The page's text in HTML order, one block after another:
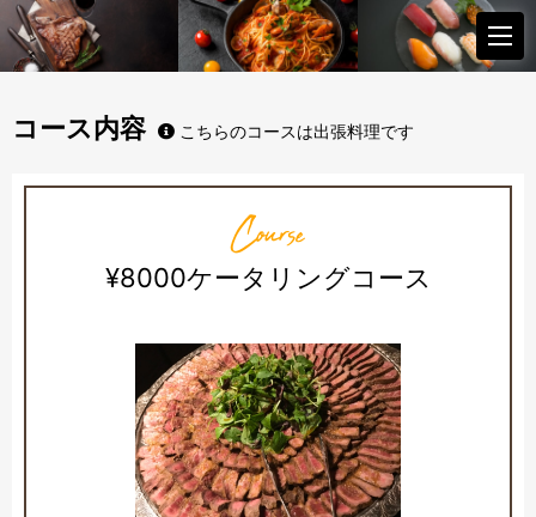
コース内容 こちらのコースは出張料理です
Course
¥8000ケータリングコース